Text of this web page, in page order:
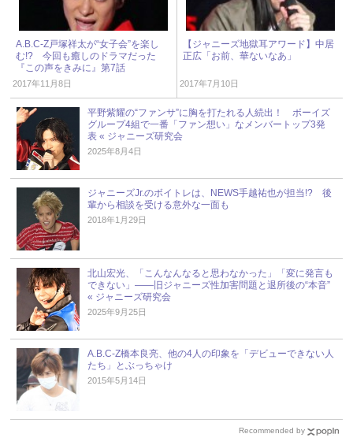
A.B.C-Z戸塚祥太が“女子会”を楽し
む!? 今回も癒しのドラマだった
『この声をきみに』第7話
2017年11月8日
【ジャニーズ地獄耳アワード】中居
正広「お前、華ないなあ」
2017年7月10日
平野紫耀の“ファンサ”に胸を打たれる人続出！ ボーイズ
グループ4組で一番「ファン想い」なメンバートップ3発
表 « ジャニーズ研究会
2025年8月4日
ジャニーズJr.のボイトレは、NEWS手越祐也が担当!? 後
輩から相談を受ける意外な一面も
2018年1月29日
北山宏光、「こんなんなると思わなかった」「変に発言も
できない」――旧ジャニーズ性加害問題と退所後の“本音”
« ジャニーズ研究会
2025年9月25日
A.B.C-Z橋本良亮、他の4人の印象を「デビューできない人
たち」とぶっちゃけ
2015年5月14日
Recommended by